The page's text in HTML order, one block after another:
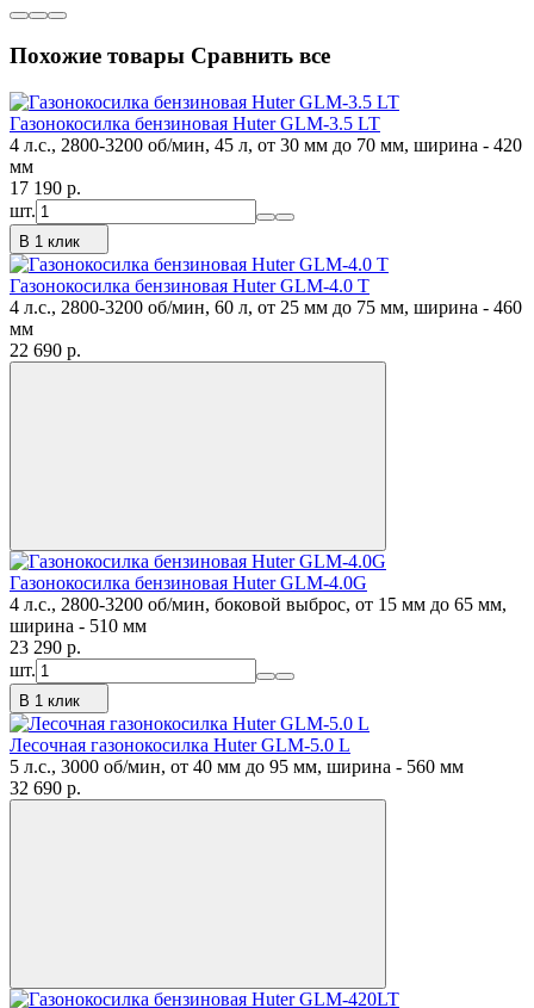
Похожие товары Сравнить все
Газонокосилка бензиновая Huter GLM-3.5 LT
4 л.с., 2800-3200 об/мин, 45 л, от 30 мм до 70 мм, ширина - 420
мм
17 190 p.
шт.
В 1 клик
Газонокосилка бензиновая Huter GLM-4.0 T
4 л.с., 2800-3200 об/мин, 60 л, от 25 мм до 75 мм, ширина - 460
мм
22 690 p.
Газонокосилка бензиновая Huter GLM-4.0G
4 л.с., 2800-3200 об/мин, боковой выброс, от 15 мм до 65 мм,
ширина - 510 мм
23 290 p.
шт.
В 1 клик
Лесочная газонокосилка Huter GLM-5.0 L
5 л.с., 3000 об/мин, от 40 мм до 95 мм, ширина - 560 мм
32 690 p.